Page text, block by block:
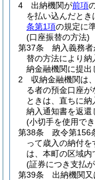
4
出納機関が前項
を払い込んだとき
条第1項の規定に
(口座振替の方法)
第37条
納入義務
替の方法により納
納金融機関に提出
2
収納金融機関は
る者の預金口座
ときは、直ちに納
納入通知書を返還
(小切手を使用で
第38条
政令第156
って歳入の納付
は、本町の区域内
(証券につき支払
第39条
出納機関